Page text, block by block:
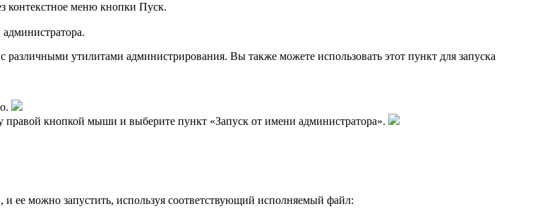
контекстное меню кнопки Пуск.
утилитами администрирования. Вы также можете использовать этот пункт для запуска
кнопкой мыши и выберите пункт «Запуск от имени администратора».
ее можно запустить, используя соответствующий исполняемый файл: